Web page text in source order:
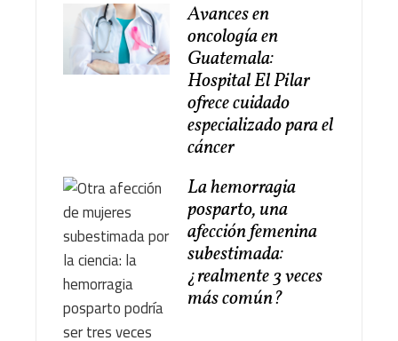
Avances en
oncología en
Guatemala:
Hospital El Pilar
ofrece cuidado
especializado para el
cáncer
La hemorragia
posparto, una
afección femenina
subestimada:
¿realmente 3 veces
más común?